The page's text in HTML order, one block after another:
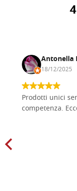
Antonella
18/12/2025
Prodotti unici
competenza.